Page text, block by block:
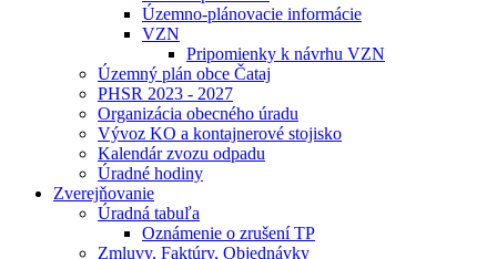
Územno-plánovacie informácie
VZN
Pripomienky k návrhu VZN
Územný plán obce Čataj
PHSR 2023 - 2027
Organizácia obecného úradu
Vývoz KO a kontajnerové stojisko
Kalendár zvozu odpadu
Úradné hodiny
Zverejňovanie
Úradná tabuľa
Oznámenie o zrušení TP
Zmluvy, Faktúry, Objednávky